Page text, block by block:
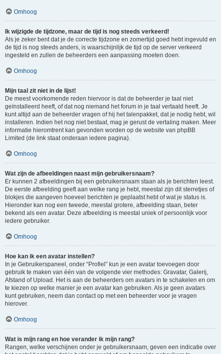
Omhoog
Ik wijzigde de tijdzone, maar de tijd is nog steeds verkeerd!
Als je zeker bent dat je de correcte tijdzone en zomertijd goed hebt ingevuld en
de tijd is nog steeds anders, is waarschijnlijk de tijd op de server verkeerd
ingesteld en zullen de beheerders een aanpassing moeten doen.
Omhoog
Mijn taal zit niet in de lijst!
De meest voorkomende reden hiervoor is dat de beheerder je taal niet
geïnstalleerd heeft, of dat nog niemand het forum in je taal vertaald heeft. Je
kunt altijd aan de beheerder vragen of hij het talenpakket, dat je nodig hebt, wil
installeren. Indien het nog niet bestaat, mag je gerust de vertaling maken. Meer
informatie hieromtrent kan gevonden worden op de website van phpBB
Limited (de link staat onderaan iedere pagina).
Omhoog
Wat zijn de afbeeldingen naast mijn gebruikersnaam?
Er kunnen 2 afbeeldingen bij een gebruikersnaam staan als je berichten leest.
De eerste afbeelding geeft aan welke rang je hebt, meestal zijn dit sterretjes of
blokjes die aangeven hoeveel berichten je geplaatst hebt of wat je status is.
Hieronder kan nog een tweede, meestal grotere, afbeelding staan, beter
bekend als een avatar. Deze afbeelding is meestal uniek of persoonlijk voor
iedere gebruiker.
Omhoog
Hoe kan ik een avatar instellen?
In je Gebruikerspaneel, onder “Profiel” kun je een avatar toevoegen door
gebruik te maken van één van de volgende vier methodes: Gravatar, Galerij,
Afstand of Upload. Het is aan de beheerders om avatars in te schakelen en om
te kiezen op welke manier je een avatar kan gebruiken. Als je geen avatars
kunt gebruiken, neem dan contact op met een beheerder voor je vragen
hierover.
Omhoog
Wat is mijn rang en hoe verander ik mijn rang?
Rangen, welke verschijnen onder je gebruikersnaam, geven een indicatie over